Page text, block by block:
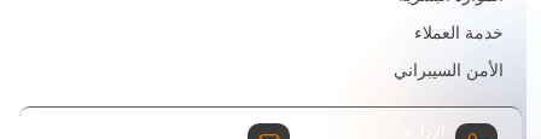
خدمة العملاء
الأمن السيبراني